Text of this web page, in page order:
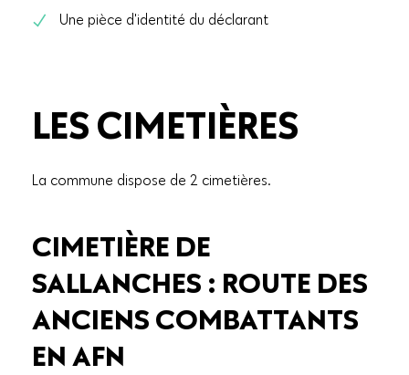
Une pièce d'identité du déclarant
LES CIMETIÈRES
La commune dispose de 2 cimetières.
CIMETIÈRE DE
SALLANCHES : ROUTE DES
ANCIENS COMBATTANTS
EN AFN